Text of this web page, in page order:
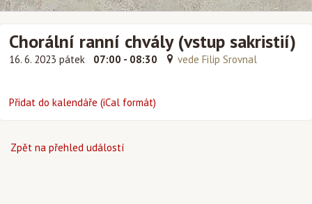
Chorální ranní chvály (vstup sakristií)
16. 6. 2023 pátek 07:00 - 08:30 vede Filip Srovnal
Přidat do kalendáře (iCal formát)
Zpět na přehled událostí